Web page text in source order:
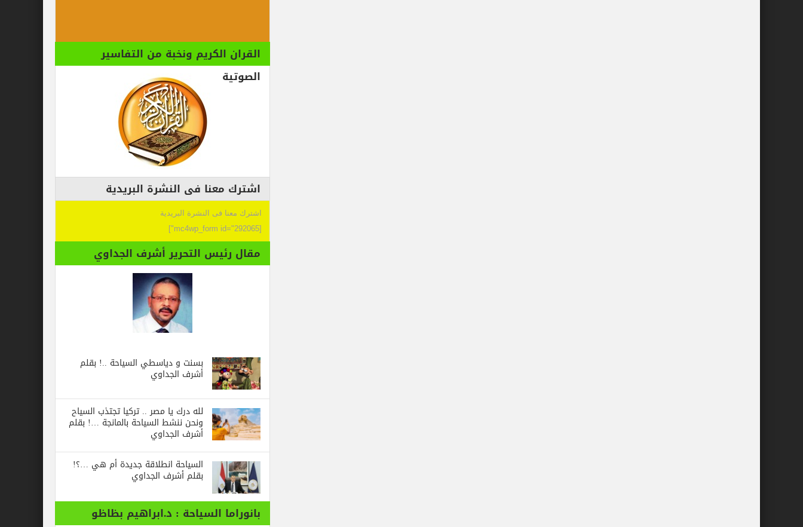
القران الكريم ونخبة من التفاسير
الصوتية
اشترك معنا فى النشرة البريدية
اشترك معنا فى النشرة البريدية
[mc4wp_form id="292065"]
مقال رئيس التحرير أشرف الجداوي
بسنت و دياسطي السياحة ..! بقلم
أشرف الجداوي
لله درك يا مصر .. تركيا تجتذب السياح
ونحن ننشط السياحة بالمانجة …! بقلم
أشرف الجداوي
السياحة انطلاقة جديدة أم هي …؟!
بقلم أشرف الجداوي
بانوراما السياحة : د.ابراهيم بظاظو